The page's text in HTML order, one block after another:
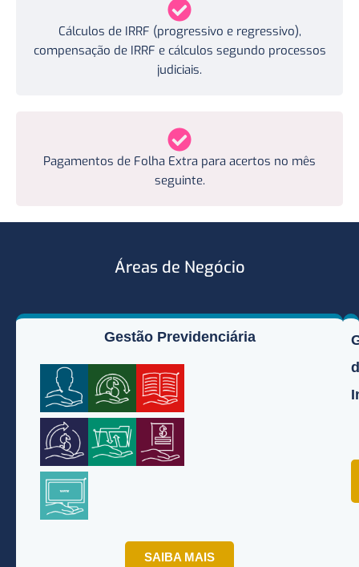
Cálculos de IRRF (progressivo e regressivo),
compensação de IRRF e cálculos segundo processos
judiciais.
Pagamentos de Folha Extra para acertos no mês
seguinte.
Áreas de Negócio
Gestão Previdenciária
SAIBA MAIS